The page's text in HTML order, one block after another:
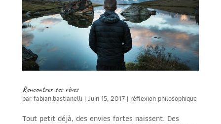
Rencontrer ses rêves
parfabian.bastianelli|Juin 15, 2017| réflexion philosophique
Tout petit déjà, des envies fortes naissent. Des